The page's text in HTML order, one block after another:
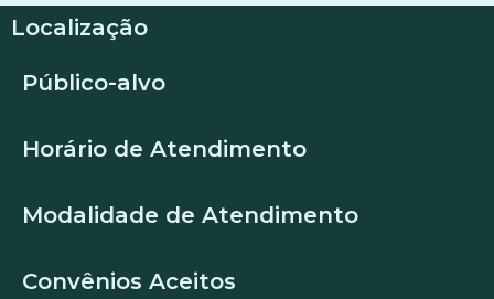
Localização
Público-alvo
Horário de Atendimento
Modalidade de Atendimento
Convênios Aceitos